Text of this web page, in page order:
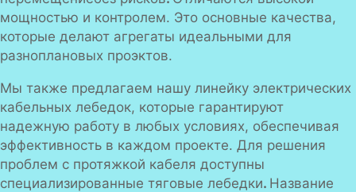
мощностью и контролем. Это основные качества,
которые делают агрегаты идеальными для
разноплановых проэктов.
Мы также предлагаем нашу линейку электрических
кабельных лебедок, которые гарантируют
надежную работу в любых условиях, обеспечивая
эффективность в каждом проекте. Для решения
проблем с протяжкой кабеля доступны
специализированные тяговые лебедки. Название